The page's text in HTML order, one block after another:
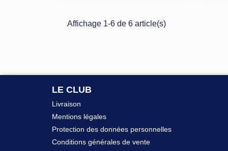
Affichage 1-6 de 6 article(s)
LE CLUB
Livraison
Mentions légales
Protection des données personnelles
Conditions générales de vente